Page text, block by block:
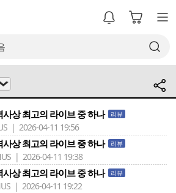
사상 최고의 라이브 중 하나 리뷰
| 2026-04-11 19:56
사상 최고의 라이브 중 하나 리뷰
| 2026-04-11 19:38
사상 최고의 라이브 중 하나 리뷰
| 2026-04-11 19:22